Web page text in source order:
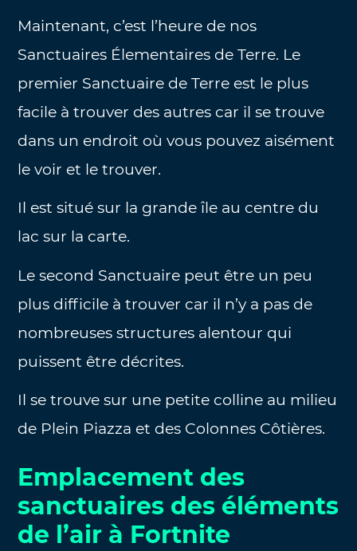
Maintenant, c’est l’heure de nos
Sanctuaires Élementaires de Terre. Le
premier Sanctuaire de Terre est le plus
facile à trouver des autres car il se trouve
dans un endroit où vous pouvez aisément
le voir et le trouver.
Il est situé sur la grande île au centre du
lac sur la carte.
Le second Sanctuaire peut être un peu
plus difficile à trouver car il n’y a pas de
nombreuses structures alentour qui
puissent être décrites.
Il se trouve sur une petite colline au milieu
de Plein Piazza et des Colonnes Côtières.
Emplacement des
sanctuaires des éléments
de l’air à Fortnite